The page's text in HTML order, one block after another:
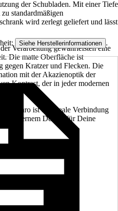
der Schubladen. Mit einer Tiefe
standardmäßigen
wird zerlegt geliefert und lässt
Verarbeitung gewährleisten eine
Die matte Oberfläche ist
gegen Kratzer und Flecken. Die
mit der Akazienoptik der
Kontrast, der in jeder modernen
Faro ist die ideale Verbindung
modernem Design für Deine
Siehe Herstellerinformationen .